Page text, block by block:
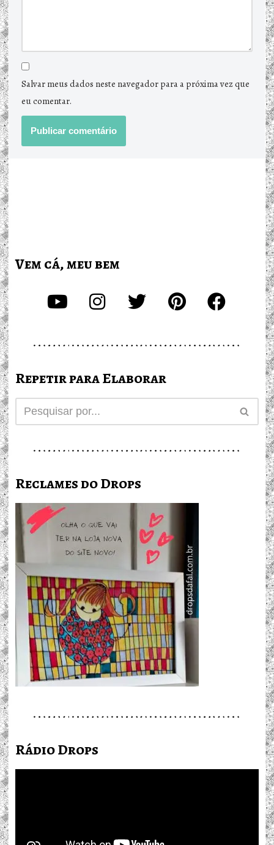
Salvar meus dados neste navegador para a próxima vez que
eu comentar.
Vem cá, meu bem
Repetir para Elaborar
Reclames do Drops
Rádio Drops